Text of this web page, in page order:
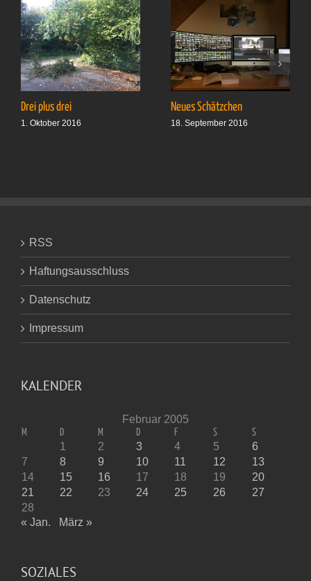
Drei plus drei
1. Oktober 2016
Neues Schätzchen
18. September 2016
RSS
Haftungsausschluss
Datenschutz
Impressum
KALENDER
Februar 2005
M D M D F S S
1 2 3 4 5
6
7
8 9 10 11 12
13
14
15 16 17 18 19
20
21
22 23 24 25 26
27
28
« Jan.
März »
SOZIALES